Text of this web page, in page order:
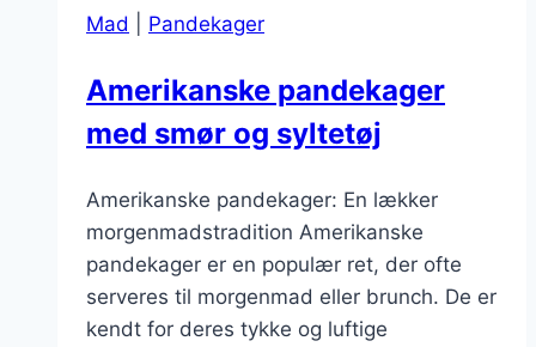
Mad Pandekager
Amerikanske pandekager
med smør og syltetøj
Amerikanske pandekager: En lækker
morgenmadstradition Amerikanske
pandekager er en populær ret, der ofte
serveres til morgenmad eller brunch. De er
kendt for deres tykke og luftige